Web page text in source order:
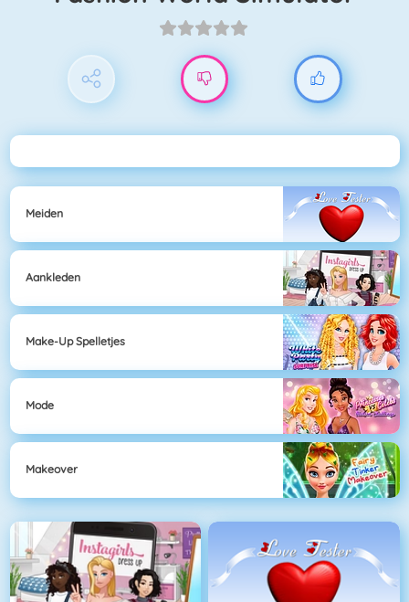
Meiden
Aankleden
Make-Up Spelletjes
Mode
Makeover